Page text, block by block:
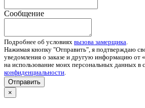
Сообщение
Подробнее об условиях вызова замерщика.
Нажимая кнопку "Отправить", я подтверждаю
уведомления о заказе и другую информацию от
на использование моих персональных данных в
конфиденциальности.
Отправить
×